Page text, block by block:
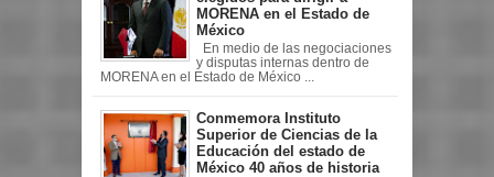
MORENA en el Estado de
México
En medio de las negociaciones
y disputas internas dentro de
MORENA en el Estado de México ...
Conmemora Instituto
Superior de Ciencias de la
Educación del estado de
México 40 años de historia